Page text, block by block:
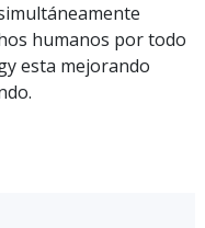
humanos por todo
esta mejorando